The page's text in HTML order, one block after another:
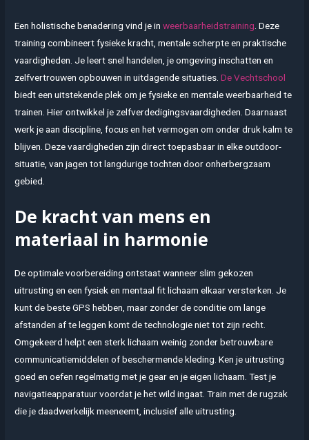
Een holistische benadering vind je inweerbaarheidstraining. Deze
training combineert fysieke kracht, mentale scherpte en praktische
vaardigheden. Je leert snel handelen, je omgeving inschatten en
zelfvertrouwen opbouwen in uitdagende situaties.De Vechtschool
biedt een uitstekende plek om je fysieke en mentale weerbaarheid te
trainen. Hier ontwikkel je zelfverdedigingsvaardigheden. Daarnaast
werk je aan discipline, focus en het vermogen om onder druk kalm te
blijven. Deze vaardigheden zijn direct toepasbaar in elke outdoor-
situatie, van jagen tot langdurige tochten door onherbergzaam
gebied.
De kracht van mens en
materiaal in harmonie
De optimale voorbereiding ontstaat wanneer slim gekozen
uitrusting en een fysiek en mentaal fit lichaam elkaar versterken. Je
kunt de beste GPS hebben, maar zonder de conditie om lange
afstanden af te leggen komt de technologie niet tot zijn recht.
Omgekeerd helpt een sterk lichaam weinig zonder betrouwbare
communicatiemiddelen of beschermende kleding. Ken je uitrusting
goed en oefen regelmatig met je gear en je eigen lichaam. Test je
navigatieapparatuur voordat je het wild ingaat. Train met de rugzak
die je daadwerkelijk meeneemt, inclusief alle uitrusting.